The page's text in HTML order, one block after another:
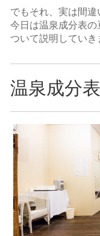
でもそれ、実は間違
今日は温泉成分表
ついて説明していき
温泉成分